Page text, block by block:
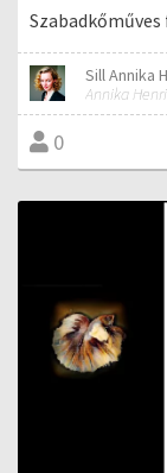
Sill Annika
Annika
0